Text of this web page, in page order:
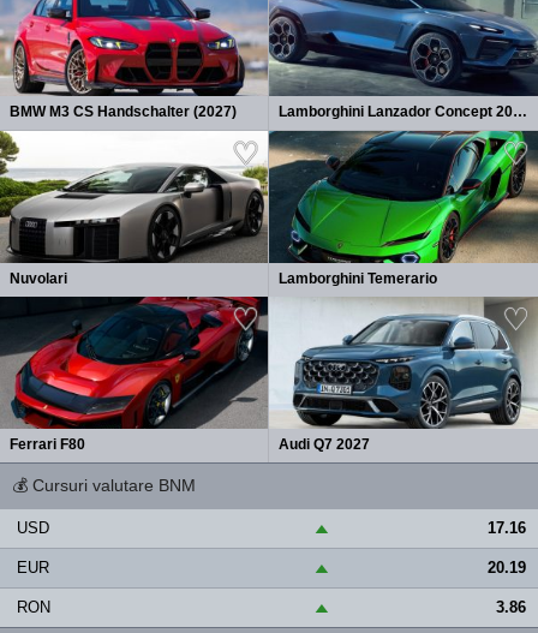
BMW M3 CS Handschalter (2027) Lamborghini Lanzador Concept 2026
Nuvolari Lamborghini Temerario
Ferrari F80 Audi Q7 2027
💰 Cursuri valutare BNM
USD ▲ 17.16
EUR ▲ 20.19
RON ▲ 3.86